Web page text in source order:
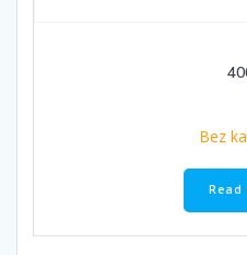
Bez
Read